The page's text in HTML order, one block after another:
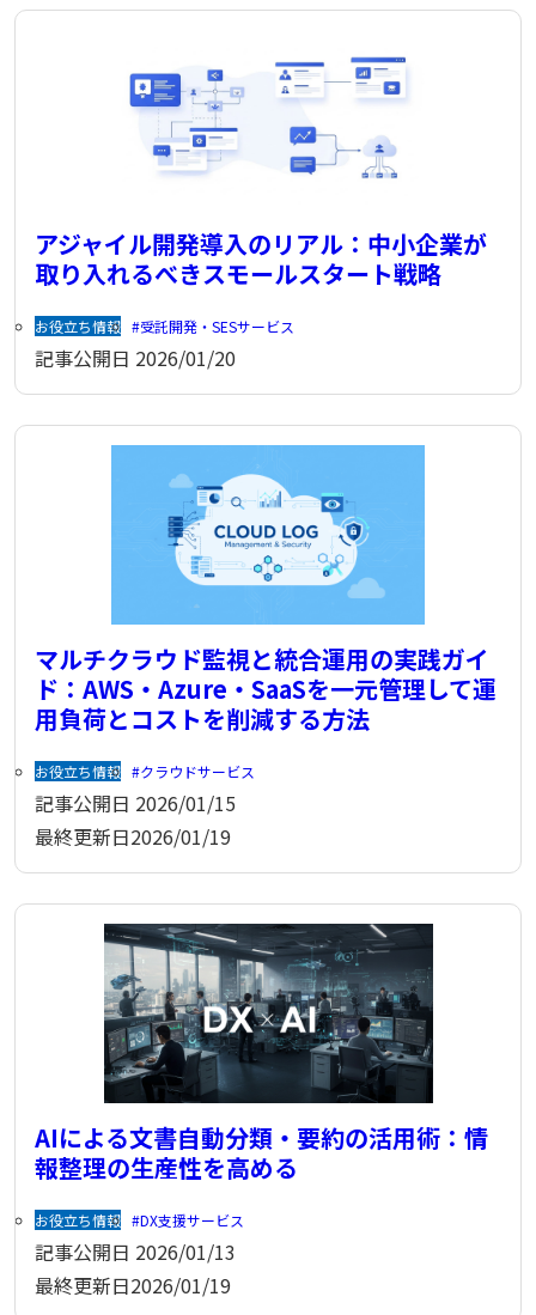
アジャイル開発導入のリアル：中小企業が
取り入れるべきスモールスタート戦略
お役立ち情報 受託開発・SESサービス
記事公開日 2026/01/20
マルチクラウド監視と統合運用の実践ガイ
ド：AWS・Azure・SaaSを一元管理して運
用負荷とコストを削減する方法
お役立ち情報 クラウドサービス
記事公開日 2026/01/15
最終更新日2026/01/19
AIによる文書自動分類・要約の活用術：情
報整理の生産性を高める
お役立ち情報 DX支援サービス
記事公開日 2026/01/13
最終更新日2026/01/19